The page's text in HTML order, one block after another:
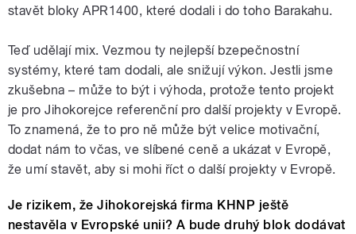
stavět bloky APR1400, které dodali i do toho Barakahu.
Teď udělají mix. Vezmou ty nejlepší bzepečnostní
systémy, které tam dodali, ale snižují výkon. Jestli jsme
zkušebna – může to být i výhoda, protože tento projekt
je pro Jihokorejce referenční pro další projekty v Evropě.
To znamená, že to pro ně může být velice motivační,
dodat nám to včas, ve slíbené ceně a ukázat v Evropě,
že umí stavět, aby si mohi říct o další projekty v Evropě.
Je rizikem, že Jihokorejská firma KHNP ještě
nestavěla v Evropské unii? A bude druhý blok dodávat